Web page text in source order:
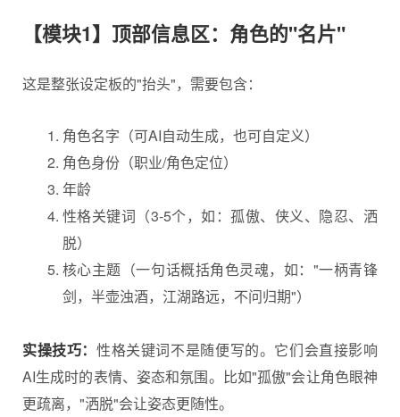
【模块1】顶部信息区：角色的"名片"
这是整张设定板的"抬头"，需要包含：
角色名字（可AI自动生成，也可自定义）
角色身份（职业/角色定位）
年龄
性格关键词（3-5个，如：孤傲、侠义、隐忍、洒
脱）
核心主题（一句话概括角色灵魂，如："一柄青锋
剑，半壶浊酒，江湖路远，不问归期"）
实操技巧：性格关键词不是随便写的。它们会直接影响
AI生成时的表情、姿态和氛围。比如"孤傲"会让角色眼神
更疏离，"洒脱"会让姿态更随性。